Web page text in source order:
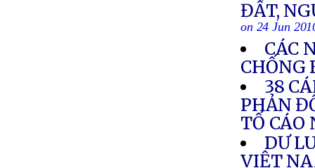
ĐẤT,
on 24 Jun
CÁC
CHỐNG
38
PHẢN
TỐ CÁO
DƯ
VIỆT